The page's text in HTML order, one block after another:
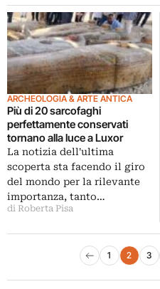
ARCHEOLOGIA & ARTE ANTICA
Più di 20 sarcofaghi
perfettamente conservati
tornano alla luce a Luxor
La notizia dell'ultima
scoperta sta facendo il giro
del mondo per la rilevante
importanza, tanto…
di Roberta Pisa
Paginazione degli
Pagina precedente
1 2 3